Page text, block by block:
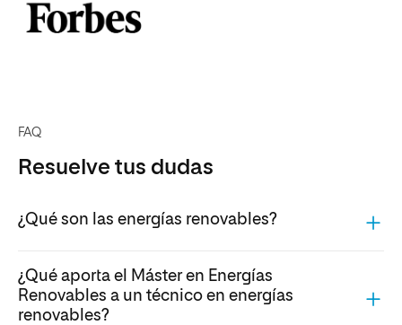
FAQ
Resuelve tus dudas
¿Qué son las energías renovables?
¿Qué aporta el Máster en Energías
Renovables a un técnico en energías
renovables?